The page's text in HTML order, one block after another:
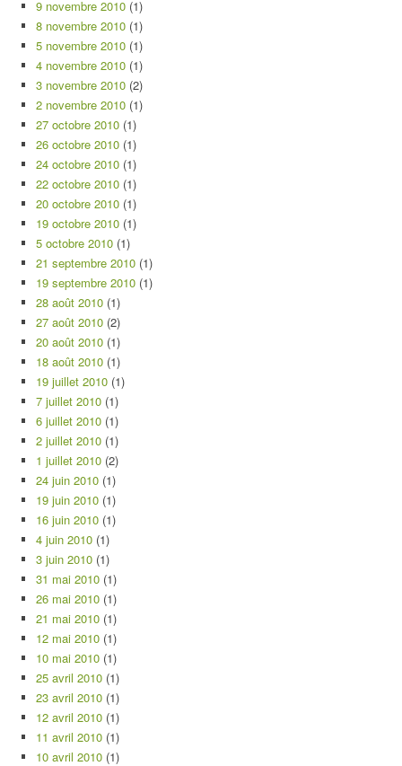
9 novembre 2010 (1)
8 novembre 2010 (1)
5 novembre 2010 (1)
4 novembre 2010 (1)
3 novembre 2010 (2)
2 novembre 2010 (1)
27 octobre 2010 (1)
26 octobre 2010 (1)
24 octobre 2010 (1)
22 octobre 2010 (1)
20 octobre 2010 (1)
19 octobre 2010 (1)
5 octobre 2010 (1)
21 septembre 2010 (1)
19 septembre 2010 (1)
28 août 2010 (1)
27 août 2010 (2)
20 août 2010 (1)
18 août 2010 (1)
19 juillet 2010 (1)
7 juillet 2010 (1)
6 juillet 2010 (1)
2 juillet 2010 (1)
1 juillet 2010 (2)
24 juin 2010 (1)
19 juin 2010 (1)
16 juin 2010 (1)
4 juin 2010 (1)
3 juin 2010 (1)
31 mai 2010 (1)
26 mai 2010 (1)
21 mai 2010 (1)
12 mai 2010 (1)
10 mai 2010 (1)
25 avril 2010 (1)
23 avril 2010 (1)
12 avril 2010 (1)
11 avril 2010 (1)
10 avril 2010 (1)